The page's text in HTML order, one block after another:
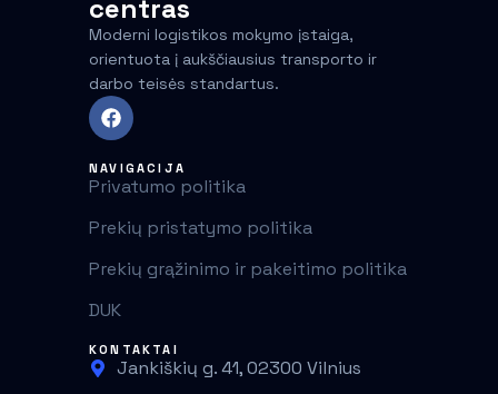
centras
Moderni logistikos mokymo įstaiga,
orientuota į aukščiausius transporto ir
darbo teisės standartus.
NAVIGACIJA
Privatumo politika
Prekių pristatymo politika
Prekių grąžinimo ir pakeitimo politika
DUK
KONTAKTAI
Jankiškių g. 41, 02300 Vilnius